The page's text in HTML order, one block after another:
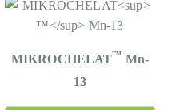
MIKROCHELAT™ Mn-
13